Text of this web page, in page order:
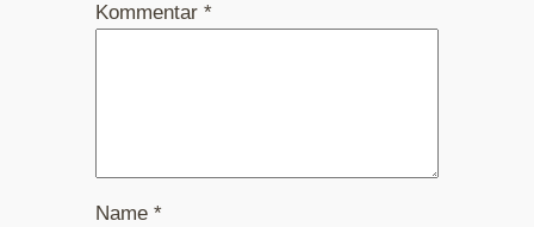
Kommentar *
Name *